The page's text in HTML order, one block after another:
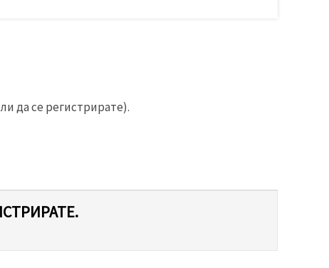
да се регистрирате).